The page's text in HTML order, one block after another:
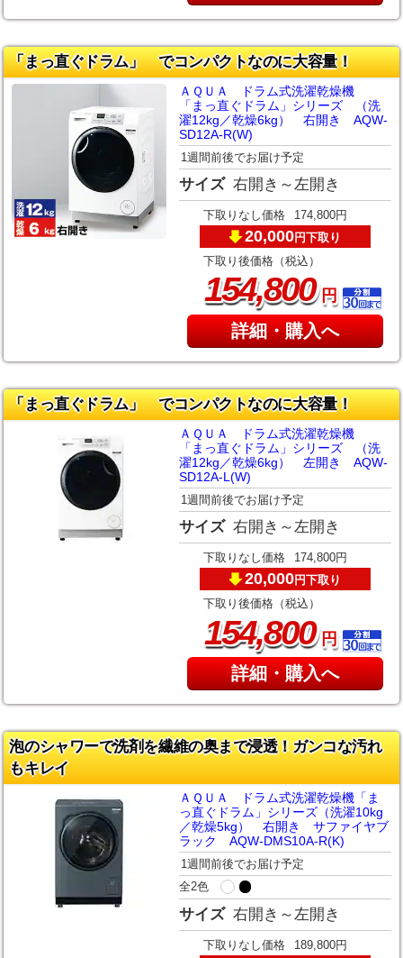
「まっ直ぐドラム」 でコンパクトなのに大容量！
ＡＱＵＡ ドラム式洗濯乾燥機
「まっ直ぐドラム」シリーズ （洗
濯12kg／乾燥6kg） 右開き AQW-
SD12A-R(W)
1週間前後でお届け予定
サイズ 右開き～左開き
下取りなし価格 174,800円
20,000円下取り
下取り後価格（税込）
154,800円
詳細・購入へ
「まっ直ぐドラム」 でコンパクトなのに大容量！
ＡＱＵＡ ドラム式洗濯乾燥機
「まっ直ぐドラム」シリーズ （洗
濯12kg／乾燥6kg） 左開き AQW-
SD12A-L(W)
1週間前後でお届け予定
サイズ 右開き～左開き
下取りなし価格 174,800円
20,000円下取り
下取り後価格（税込）
154,800円
詳細・購入へ
泡のシャワーで洗剤を繊維の奥まで浸透！ガンコな汚れ
もキレイ
ＡＱＵＡ ドラム式洗濯乾燥機「ま
っ直ぐドラム」シリーズ（洗濯10kg
／乾燥5kg） 右開き サファイヤブ
ラック AQW-DMS10A-R(K)
1週間前後でお届け予定
全2色
サイズ 右開き～左開き
下取りなし価格 189,800円